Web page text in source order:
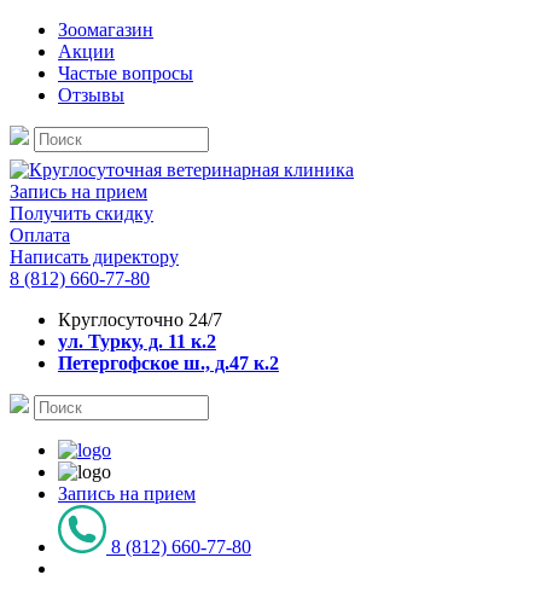
Зоомагазин
Акции
Частые вопросы
Отзывы
Запись на прием
Получить скидку
Оплата
Написать директору
8 (812) 660-77-80
Круглосуточно 24/7
ул. Турку, д. 11 к.2
Петергофское ш., д.47 к.2
Запись на прием
8 (812) 660-77-80